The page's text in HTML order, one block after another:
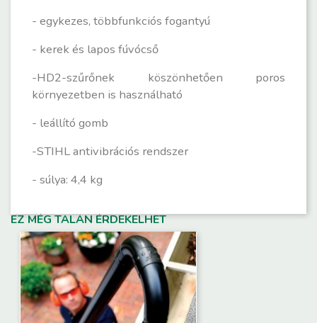
- egykezes, többfunkciós fogantyú
- kerek és lapos fúvócső
-HD2-szűrőnek köszönhetően poros
környezetben is használható
- leállító gomb
-STIHL antivibrációs rendszer
- súlya: 4,4 kg
EZ MÉG TALÁN ÉRDEKELHET